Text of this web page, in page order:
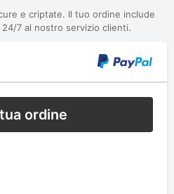
e criptate. Il tuo ordine include
7 al nostro servizio clienti.
ordine